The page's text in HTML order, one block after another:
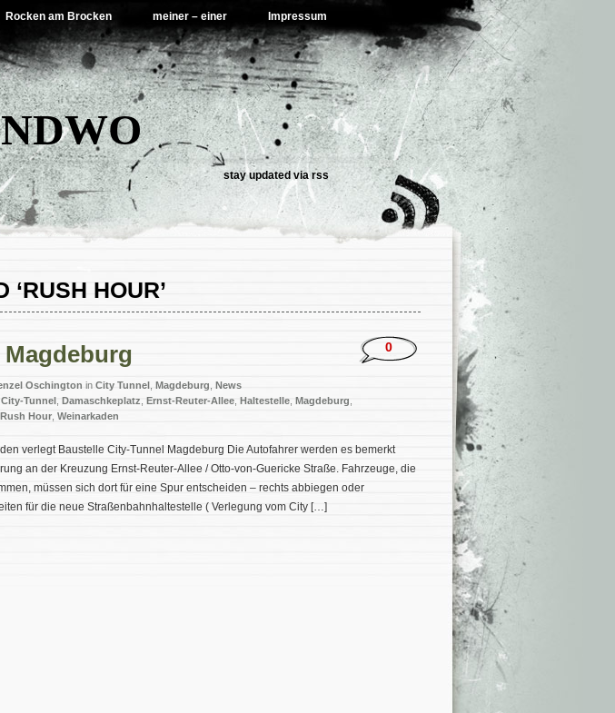
Rocken am Brocken meiner – einer Impressum
stay updated viarss
‘RUSH HOUR’
Oschington in City Tunnel Magdeburg News
City-Tunnel Damaschkeplatz Ernst-Reuter-Allee Haltestelle Magdeburg
Rush Hour Weinarkaden
0
verlegt Baustelle City-Tunnel Magdeburg Die Autofahrer werden es bemerkt
an der Kreuzung Ernst-Reuter-Allee / Otto-von-Guericke Straße. Fahrzeuge, die
müssen sich dort für eine Spur entscheiden – rechts abbiegen oder
für die neue Straßenbahnhaltestelle ( Verlegung vom City […]